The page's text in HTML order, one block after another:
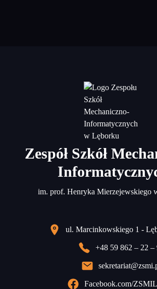
Zespół Szkół
im. prof. Henryka Mierzejewskiego
ul. Marcinkowskiego 1 -
+48 59 862 – 22 –
Facebook.com/